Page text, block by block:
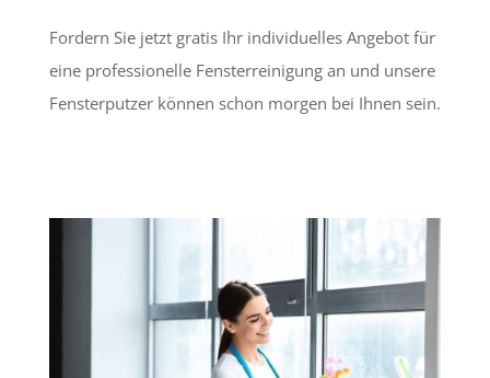
Fordern Sie jetzt gratis Ihr individuelles Angebot für
eine professionelle Fensterreinigung an und unsere
Fensterputzer können schon morgen bei Ihnen sein.